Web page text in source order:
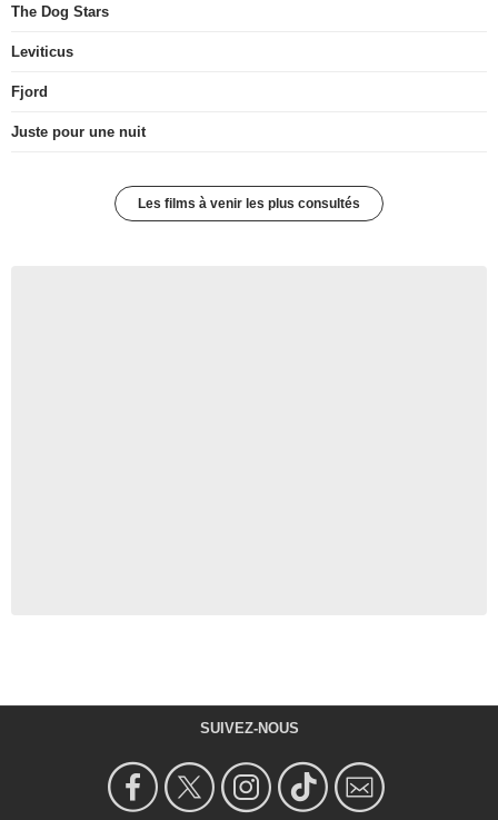
The Dog Stars
Leviticus
Fjord
Juste pour une nuit
Les films à venir les plus consultés
SUIVEZ-NOUS